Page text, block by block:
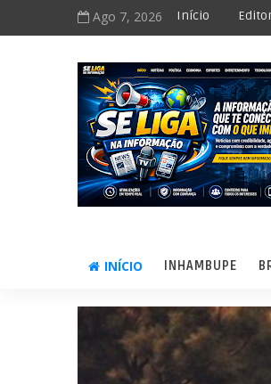
Ago 7, 2026 Início
INÍCIO INHAMBUPE